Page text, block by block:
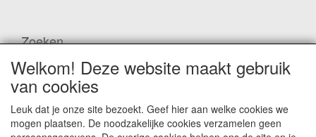
Zoeken
Waar ben je naar op zoek?
Welkom! Deze website maakt gebruik
van cookies
Leuk dat je onze site bezoekt. Geef hier aan welke cookies we
mogen plaatsen. De noodzakelijke cookies verzamelen geen